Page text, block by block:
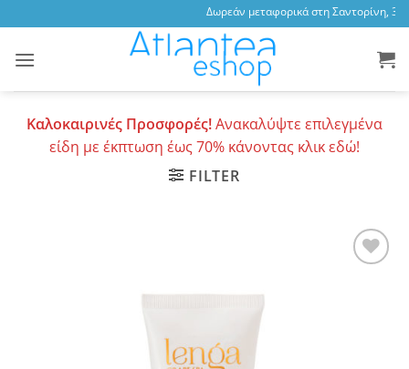
to
content
Δωρεάν μεταφορικά στη Σαντορίνη,
Καλοκαιρινές Προσφορές!Ανακαλύψτε επιλεγμένα
είδη με έκπτωση έως 70% κάνοντας κλικ εδώ!
FILTER